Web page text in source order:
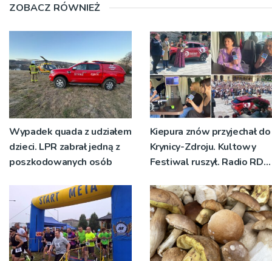
ZOBACZ RÓWNIEŻ
Wypadek quada z udziałem
dzieci. LPR zabrał jedną z
poszkodowanych osób
Kiepura znów przyjechał do
Krynicy-Zdroju. Kultowy
Festiwal ruszył. Radio RDN
żywo [ZDJĘCIA]